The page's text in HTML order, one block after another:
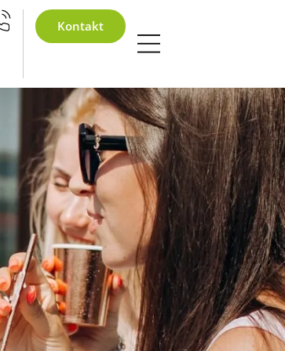
2026
Kontakt